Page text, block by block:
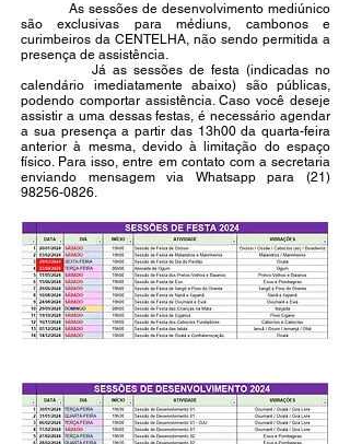
As sessões de desenvolvimento mediúnico
são exclusivas para médiuns, cambonos e
curimbeiros da CENTELHA, não sendo permitida a
presença de assistência.
Já as sessões de festa (indicadas no
calendário imediatamente abaixo) são públicas,
podendo comportar assistência. Caso você deseje
assistir a uma dessas festas, é necessário agendar
a sua presença a partir das 13h00 da quarta-feira
anterior à mesma, devido à limitação do espaço
físico. Para isso, entre em contato com a secretaria
enviando mensagem via Whatsapp para (21)
98256-0826.